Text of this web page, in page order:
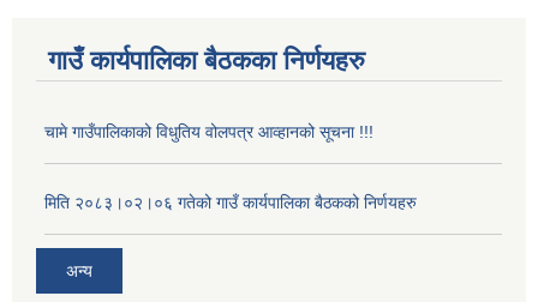
गाउँ कार्यपालिका बैठकका निर्णयहरु
चामे गाउँपालिकाको विधुतिय वोलपत्र आव्हानको सूचना !!!
मिति २०८३।०२।०६ गतेको गाउँ कार्यपालिका बैठकको निर्णयहरु
अन्य